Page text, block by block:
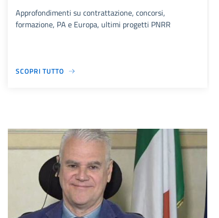
Approfondimenti su contrattazione, concorsi,
formazione, PA e Europa, ultimi progetti PNRR
SCOPRI TUTTO